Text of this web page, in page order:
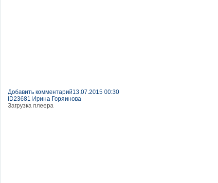
Добавить комментарий13.07.2015 00:30
ID23681 Ирина Горяинова
Загрузка плеера